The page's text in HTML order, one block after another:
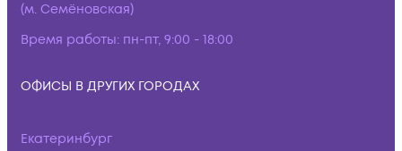
(м. Семёновская)
Время работы: пн-пт, 9:00 - 18:00
ОФИСЫ В ДРУГИХ ГОРОДАХ
Екатеринбург